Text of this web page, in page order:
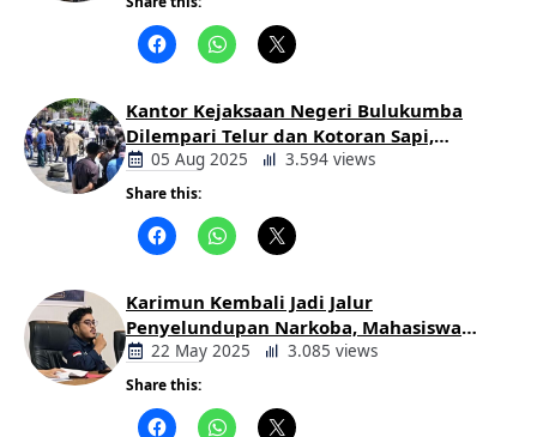
Kantor Kejaksaan Negeri Bulukumba
Dilempari Telur dan Kotoran Sapi,
Keluarga Korban Lakalantas Tuntut
Keadilan
05 Aug 2025 3.594 views
Share this:
Karimun Kembali Jadi Jalur
Penyelundupan Narkoba, Mahasiswa
Desak Pemkab dan Aparat Bertindak
Tegas
22 May 2025 3.085 views
Share this: